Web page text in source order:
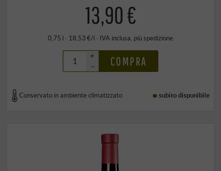
13,90 €
0,75 l · 18,53 €/l · IVA inclusa , più spedizione
+
–
COMPRA
Conservato in ambiente climatizzato subito disponibile